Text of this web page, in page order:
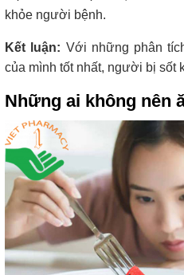
khỏe người bệnh.
Kết luận: Với những phân
của mình tốt nhất, người bị sốt
Những ai không nên